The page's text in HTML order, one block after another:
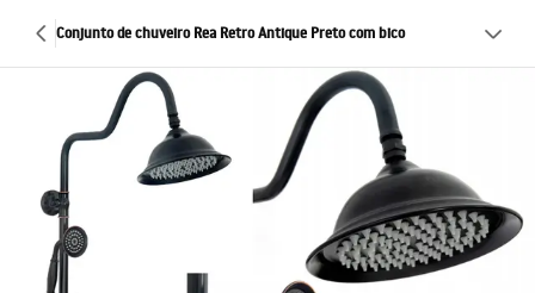
Conjunto de chuveiro Rea Retro Antique Preto com bico